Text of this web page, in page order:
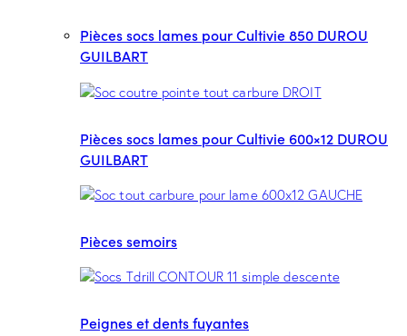
Pièces socs lames pour Cultivie 850 DUROU
GUILBART
Pièces socs lames pour Cultivie 600×12 DUROU
GUILBART
Pièces semoirs
Peignes et dents fuyantes